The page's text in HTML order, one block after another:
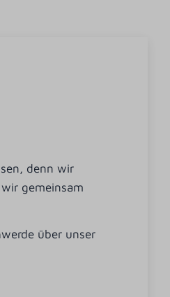
denn wir
gemeinsam
über unser